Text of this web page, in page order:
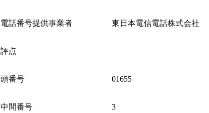
電話番号提供事業者 東日本電信電話株式会社
評点
頭番号 01655
中間番号 3